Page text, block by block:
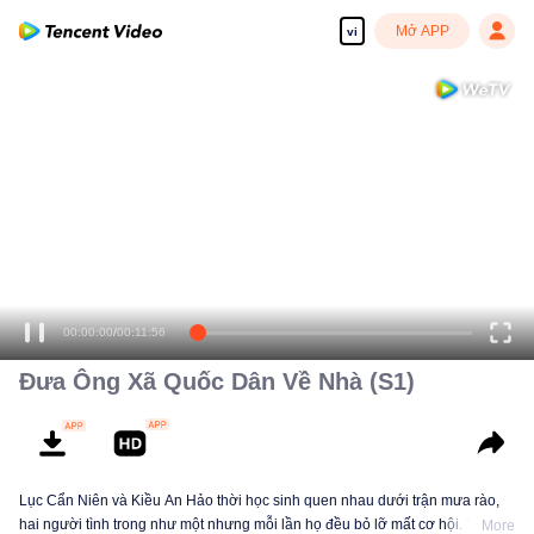
vi Mở APP
00:00:00/00:11:56
Đưa Ông Xã Quốc Dân Về Nhà (S1)
Lục Cẩn Niên và Kiều An Hảo thời học sinh quen nhau dưới trận mưa rào,
hai người tình trong như một nhưng mỗi lần họ đều bỏ lỡ mất cơ hội. TámMore